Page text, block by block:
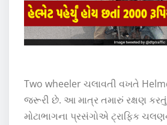
Two wheeler ચલાવતી વખતે
જરૂરી છે. આ માત્ર તમારું રક્ષણ
મોટાભાગના પ્રસંગોએ ટ્રાફિક